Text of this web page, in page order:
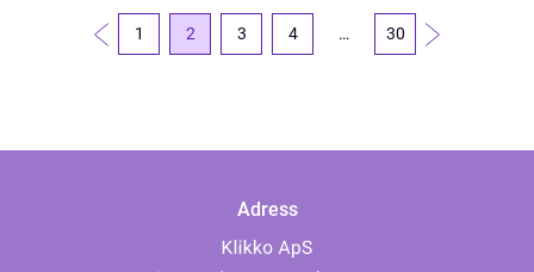
1 2 3 4 … 30
Adress